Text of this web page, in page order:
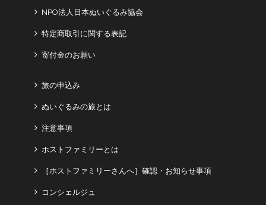
NPO法人日本ぬいぐるみ協会
特定商取引に関する表記
寄付金のお願い
旅の申込み
ぬいぐるみの旅とは
注意事項
ホストファミリーとは
［ホストファミリーさんへ］確認・お知らせ事項
コンシェルジュ